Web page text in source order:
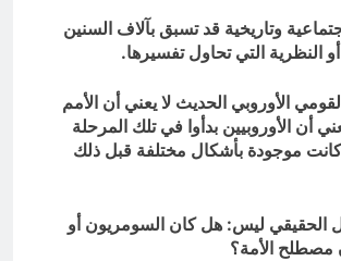
وتاريخية قد تسبق بآلاف السنين
النظرية التي تحاول تفسيرها.
الأوروبي الحديث لا يعني أن الأمم
أن الأوروبيين بدأوا في تلك المرحلة
كانت موجودة بأشكال مختلفة قبل ذلك
الحقيقي ليس: هل كان السومريون أو
مصطلح الأمة؟